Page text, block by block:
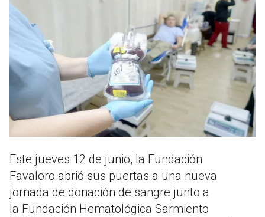
Este jueves 12 de junio, la Fundación
Favaloro abrió sus puertas a una nueva
jornada de donación de sangre junto a
la Fundación Hematológica Sarmiento